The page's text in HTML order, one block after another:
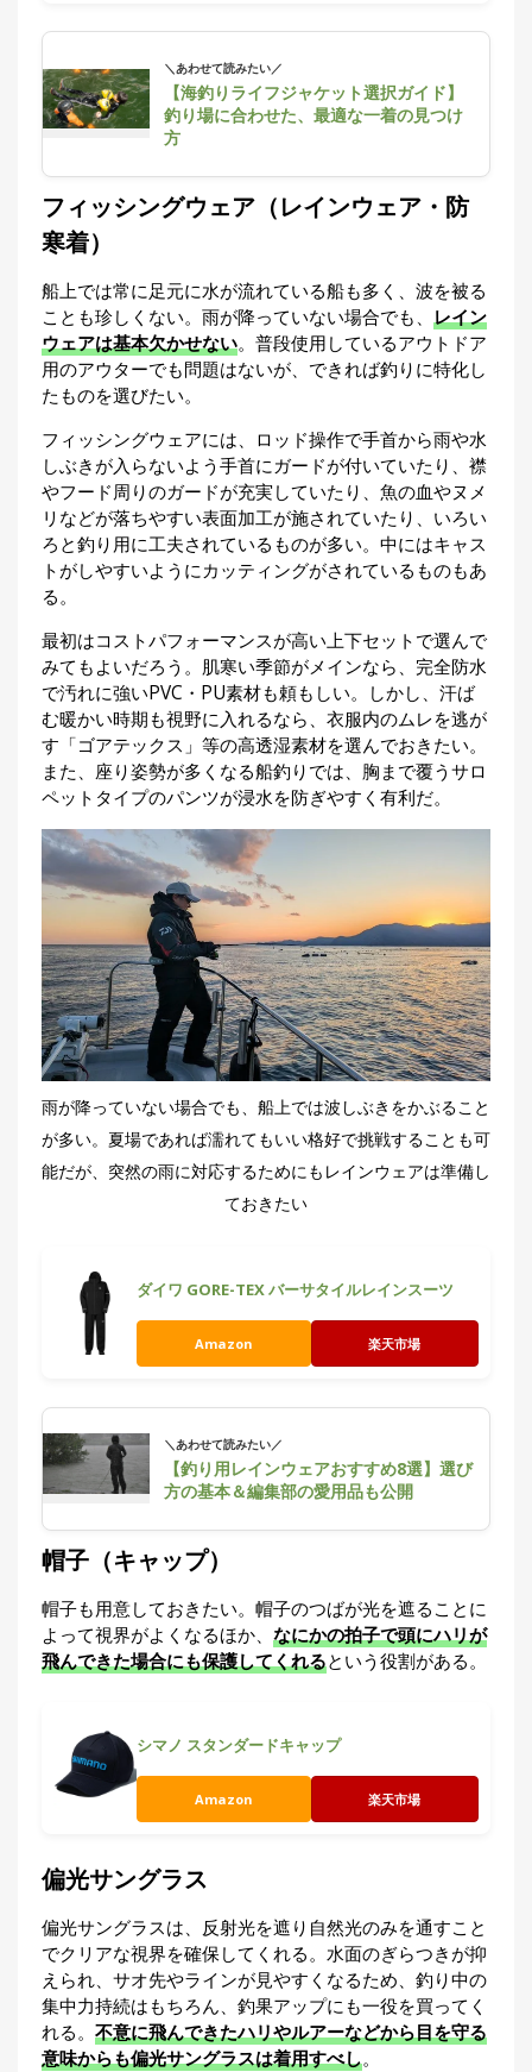
＼あわせて読みたい／
【海釣りライフジャケット選択ガイド】
釣り場に合わせた、最適な一着の見つけ
方
フィッシングウェア（レインウェア・防
寒着）
船上では常に足元に水が流れている船も多く、波を被る
ことも珍しくない。雨が降っていない場合でも、 レイン
ウェアは基本欠かせない。普段使用しているアウトドア
用のアウターでも問題はないが、できれば釣りに特化し
たものを選びたい。
フィッシングウェアには、ロッド操作で手首から雨や水
しぶきが入らないよう手首にガードが付いていたり、襟
やフード周りのガードが充実していたり、魚の血やヌメ
リなどが落ちやすい表面加工が施されていたり、いろい
ろと釣り用に工夫されているものが多い。中にはキャス
トがしやすいようにカッティングがされているものもあ
る。
最初はコストパフォーマンスが高い上下セットで選んで
みてもよいだろう。肌寒い季節がメインなら、完全防水
で汚れに強いPVC・PU素材も頼もしい。しかし、汗ば
む暖かい時期も視野に入れるなら、衣服内のムレを逃が
す「ゴアテックス」等の高透湿素材を選んでおきたい。
また、座り姿勢が多くなる船釣りでは、胸まで覆うサロ
ペットタイプのパンツが浸水を防ぎやすく有利だ。
雨が降っていない場合でも、船上では波しぶきをかぶること
が多い。夏場であれば濡れてもいい格好で挑戦することも可
能だが、突然の雨に対応するためにもレインウェアは準備し
ておきたい
ダイワ GORE-TEX バーサタイルレインスーツ
Amazon 楽天市場
＼あわせて読みたい／
【釣り用レインウェアおすすめ8選】選び
方の基本＆編集部の愛用品も公開
帽子（キャップ）
帽子も用意しておきたい。帽子のつばが光を遮ることに
よって視界がよくなるほか、 なにかの拍子で頭にハリが
飛んできた場合にも保護してくれるという役割がある。
シマノ スタンダードキャップ
Amazon 楽天市場
偏光サングラス
偏光サングラスは、反射光を遮り自然光のみを通すこと
でクリアな視界を確保してくれる。水面のぎらつきが抑
えられ、サオ先やラインが見やすくなるため、釣り中の
集中力持続はもちろん、釣果アップにも一役を買ってく
れる。 不意に飛んできたハリやルアーなどから目を守る
意味からも偏光サングラスは着用すべし。